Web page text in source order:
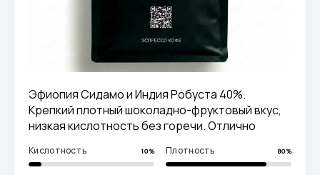
Эфиопия Сидамо и Индия Робуста 40%.
Крепкий плотный шоколадно-фруктовый вкус,
низкая кислотность без горечи. Отлично
Кислотность 10% Плотность 80%